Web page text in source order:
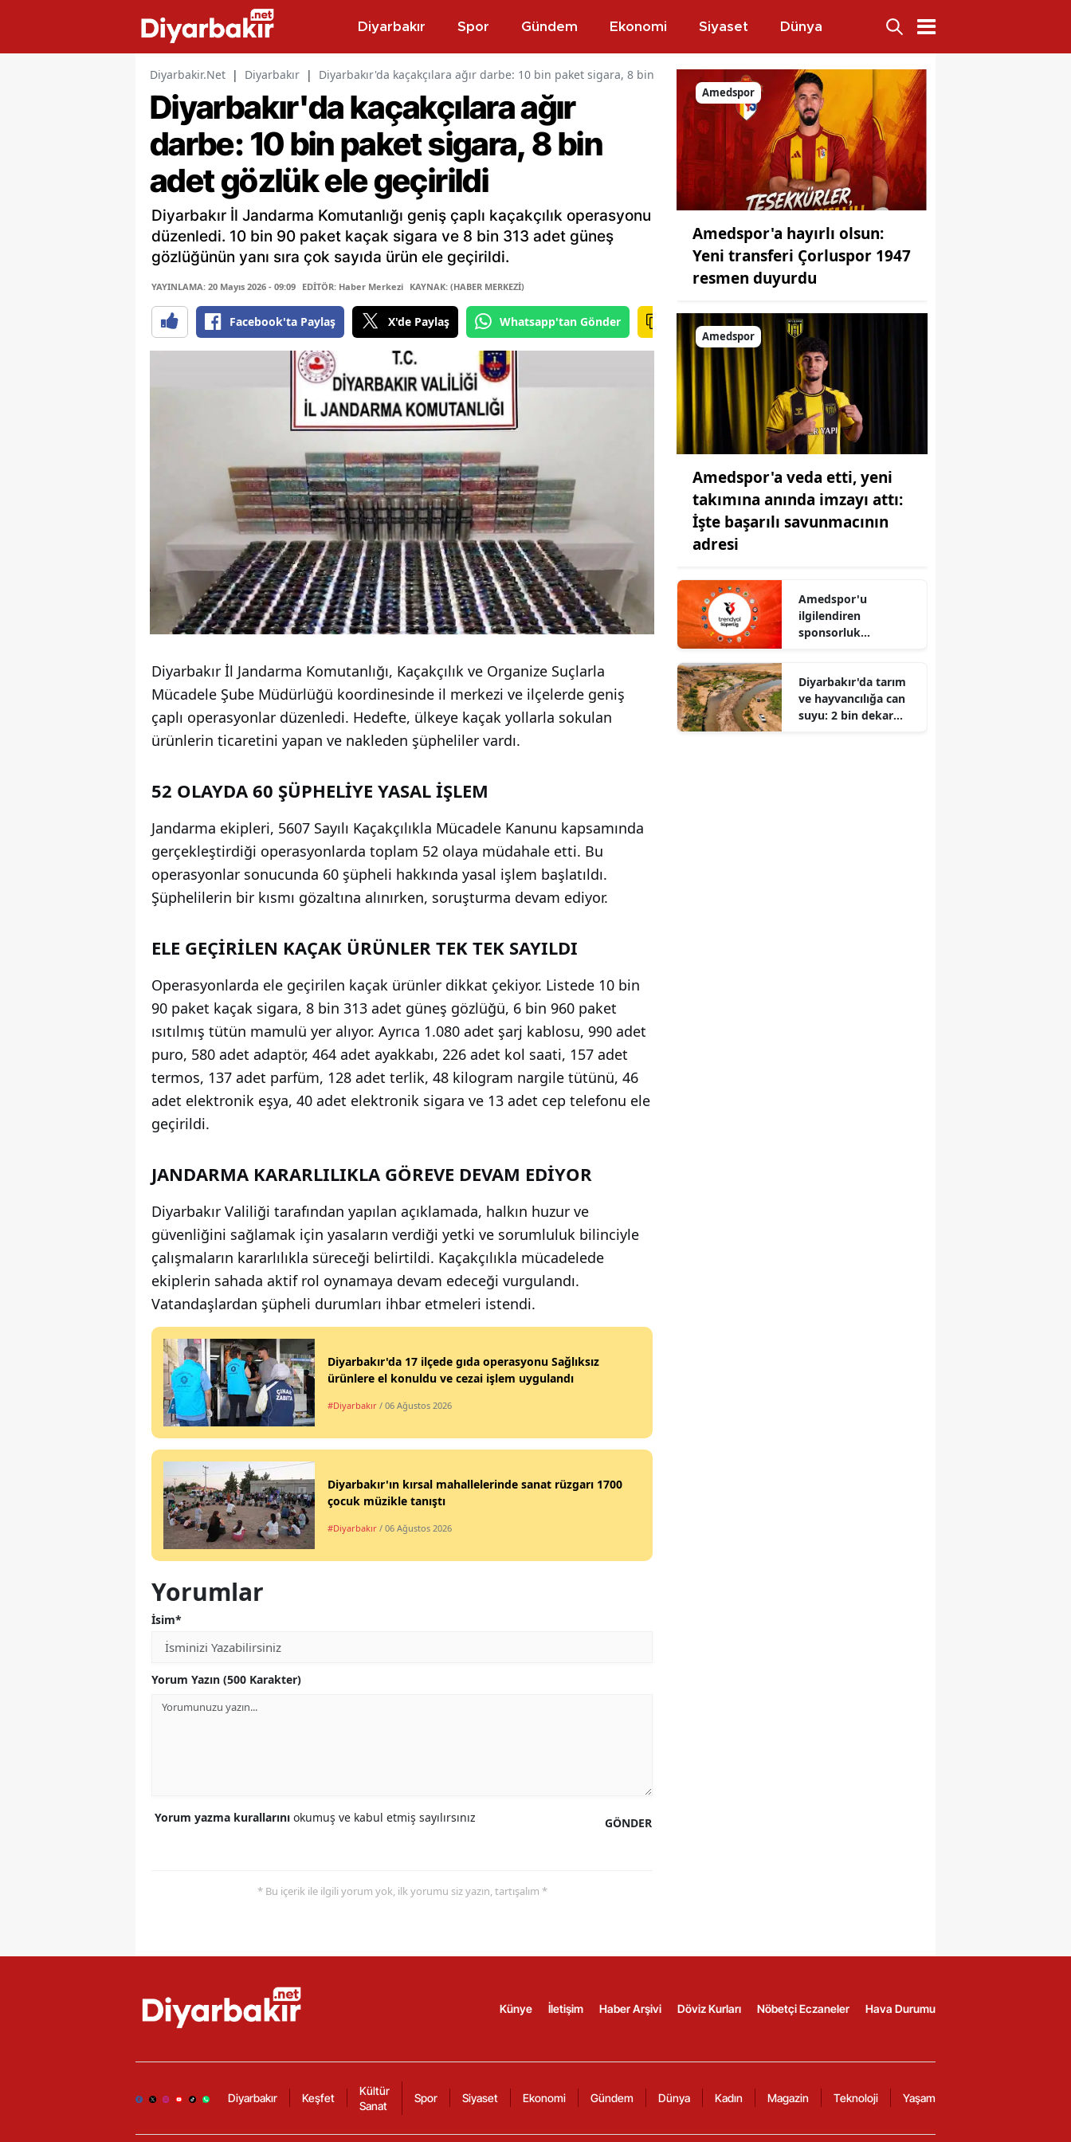
Diyarbakır Spor Gündem Ekonomi Siyaset Dünya
Diyarbakir.Net | Diyarbakır | Diyarbakır'da kaçakçılara ağır darbe: 10 bin paket sigara, 8 bin adet gözlük ele geçirildi
Diyarbakır'da kaçakçılara ağır
darbe: 10 bin paket sigara, 8 bin
adet gözlük ele geçirildi
Diyarbakır İl Jandarma Komutanlığı geniş çaplı kaçakçılık operasyonu
düzenledi. 10 bin 90 paket kaçak sigara ve 8 bin 313 adet güneş
gözlüğünün yanı sıra çok sayıda ürün ele geçirildi.
YAYINLAMA: 20 Mayıs 2026 - 09:09 EDİTÖR: Haber Merkezi KAYNAK: (HABER MERKEZİ)
Facebook'ta Paylaş X'de Paylaş Whatsapp'tan Gönder
Diyarbakır İl Jandarma Komutanlığı, Kaçakçılık ve Organize Suçlarla
Mücadele Şube Müdürlüğü koordinesinde il merkezi ve ilçelerde geniş
çaplı operasyonlar düzenledi. Hedefte, ülkeye kaçak yollarla sokulan
ürünlerin ticaretini yapan ve nakleden şüpheliler vardı.
52 OLAYDA 60 ŞÜPHELİYE YASAL İŞLEM
Jandarma ekipleri, 5607 Sayılı Kaçakçılıkla Mücadele Kanunu kapsamında
gerçekleştirdiği operasyonlarda toplam 52 olaya müdahale etti. Bu
operasyonlar sonucunda 60 şüpheli hakkında yasal işlem başlatıldı.
Şüphelilerin bir kısmı gözaltına alınırken, soruşturma devam ediyor.
ELE GEÇİRİLEN KAÇAK ÜRÜNLER TEK TEK SAYILDI
Operasyonlarda ele geçirilen kaçak ürünler dikkat çekiyor. Listede 10 bin
90 paket kaçak sigara, 8 bin 313 adet güneş gözlüğü, 6 bin 960 paket
ısıtılmış tütün mamulü yer alıyor. Ayrıca 1.080 adet şarj kablosu, 990 adet
puro, 580 adet adaptör, 464 adet ayakkabı, 226 adet kol saati, 157 adet
termos, 137 adet parfüm, 128 adet terlik, 48 kilogram nargile tütünü, 46
adet elektronik eşya, 40 adet elektronik sigara ve 13 adet cep telefonu ele
geçirildi.
JANDARMA KARARLILIKLA GÖREVE DEVAM EDİYOR
Diyarbakır Valiliği tarafından yapılan açıklamada, halkın huzur ve
güvenliğini sağlamak için yasaların verdiği yetki ve sorumluluk bilinciyle
çalışmaların kararlılıkla süreceği belirtildi. Kaçakçılıkla mücadelede
ekiplerin sahada aktif rol oynamaya devam edeceği vurgulandı.
Vatandaşlardan şüpheli durumları ihbar etmeleri istendi.
Diyarbakır'da 17 ilçede gıda operasyonu Sağlıksız
ürünlere el konuldu ve cezai işlem uygulandı
#Diyarbakır / 06 Ağustos 2026
Diyarbakır'ın kırsal mahallelerinde sanat rüzgarı 1700
çocuk müzikle tanıştı
#Diyarbakır / 06 Ağustos 2026
Yorumlar
İsim*
Yorum Yazın (500 Karakter)
GÖNDER
Yorum yazma kurallarını okumuş ve kabul etmiş sayılırsınız
* Bu içerik ile ilgili yorum yok, ilk yorumu siz yazın, tartışalım *
Amedspor
Amedspor'a hayırlı olsun:
Yeni transferi Çorluspor 1947
resmen duyurdu
Amedspor
Amedspor'a veda etti, yeni
takımına anında imzayı attı:
İşte başarılı savunmacının
adresi
Amedspor'u
ilgilendiren
sponsorluk
Diyarbakır'da tarım
ve hayvancılığa can
suyu: 2 bin dekar
Künye İletişim Haber Arşivi Döviz Kurları Nöbetçi Eczaneler Hava Durumu
Diyarbakır Keşfet
Kültür
Sanat
Spor Siyaset Ekonomi Gündem Dünya Kadın Magazin Teknoloji Yaşam